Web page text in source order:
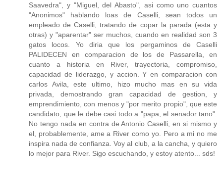
Saavedra", y "Miguel, del Abasto", asi como uno cuantos
"Anonimos" hablando loas de Caselli, sean todos un
empleado de Caselli, tratando de copar la parada (esta y
otras) y "aparentar" ser muchos, cuando en realidad son 3
gatos locos. Yo diria que los pergaminos de Caselli
PALIDECEN en comparacion de los de Passarella, en
cuanto a historia en River, trayectoria, compromiso,
capacidad de liderazgo, y accion. Y en comparacion con
carlos Avila, este ultimo, hizo mucho mas en su vida
privada, demostrando gran capacidad de gestion, y
emprendimiento, con menos y "por merito propio", que este
candidato, que le debe casi todo a "papa, el senador tano".
No tengo nada en contra de Antonio Caselli, en si mismo y
el, probablemente, ame a River como yo. Pero a mi no me
inspira nada de confianza. Voy al club, a la cancha, y quiero
lo mejor para River. Sigo escuchando, y estoy atento... sds!